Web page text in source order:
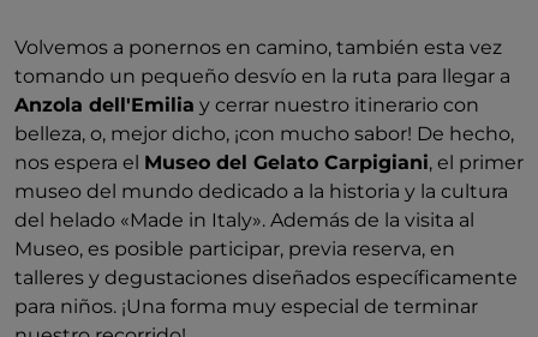
Volvemos a ponernos en camino, también esta vez
tomando un pequeño desvío en la ruta para llegar a
Anzola dell'Emilia y cerrar nuestro itinerario con
belleza, o, mejor dicho, ¡con mucho sabor! De hecho,
nos espera el Museo del Gelato Carpigiani, el primer
museo del mundo dedicado a la historia y la cultura
del helado «Made in Italy». Además de la visita al
Museo, es posible participar, previa reserva, en
talleres y degustaciones diseñados específicamente
para niños. ¡Una forma muy especial de terminar